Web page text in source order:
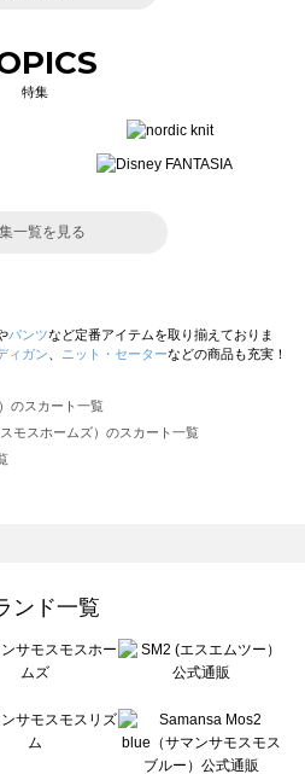
特集
一覧を見る
パンツなど定番アイテムを取り揃えておりま
ィガン ニット・セーターなどの商品も充実！
のスカート一覧
モスホームズ）のスカート一覧
バイサマンサモスモス）のスカート一覧
ブルー）のスカート一覧
覧
）のスカート一覧
ート一覧
スカート一覧
ンド一覧